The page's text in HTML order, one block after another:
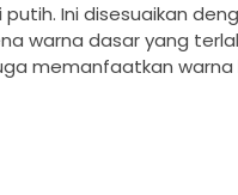
Ini disesuaikan
warna dasar yang
memanfaatkan